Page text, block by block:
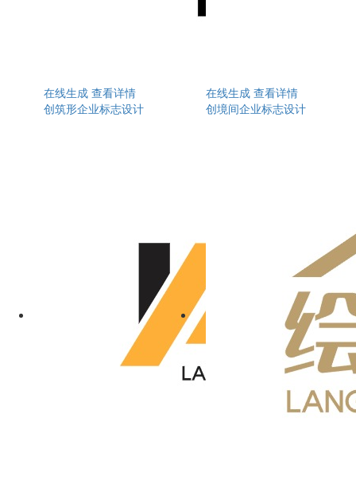
在线生成 查看详情
创筑形企业标志设计
在线生成 查看详情
创境间企业标志设计